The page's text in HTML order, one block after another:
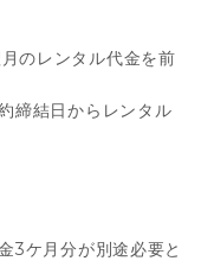
のレンタル代金を前
締結日からレンタル
3ケ月分が別途必要と